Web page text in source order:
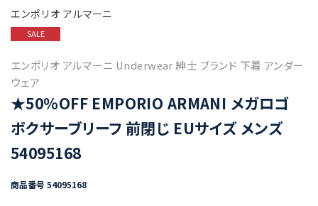
エンポリオ アルマーニ
SALE
エンポリオ アルマーニ Underwear 紳士 ブランド 下着 アンダー
ウェア
★50%OFF EMPORIO ARMANI メガロゴ
ボクサーブリーフ 前閉じ EUサイズ メンズ
54095168
商品番号 54095168